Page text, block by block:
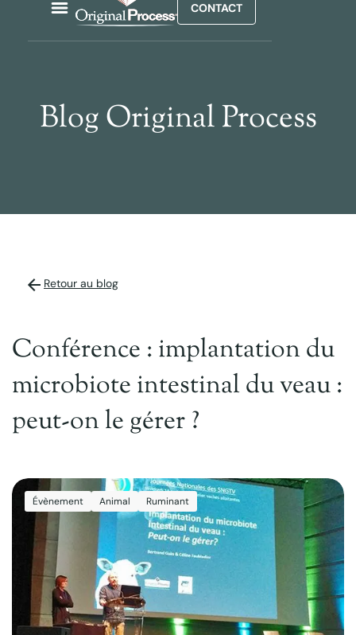
CONTACT
Blog Original Process
Retour au blog
Conférence : implantation du
microbiote intestinal du veau :
peut-on le gérer ?
Évènement Animal Ruminant